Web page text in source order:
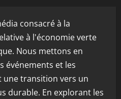
consacré à la
à l'économie verte
Nous mettons en
événements et les
transition vers un
durable. En explorant les